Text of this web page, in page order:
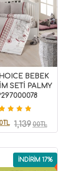
BEBEK
SETİ PALMY
1,139 00TL
İNDİRİM 17%